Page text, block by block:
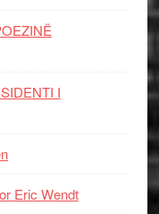
I
Eric Wendt